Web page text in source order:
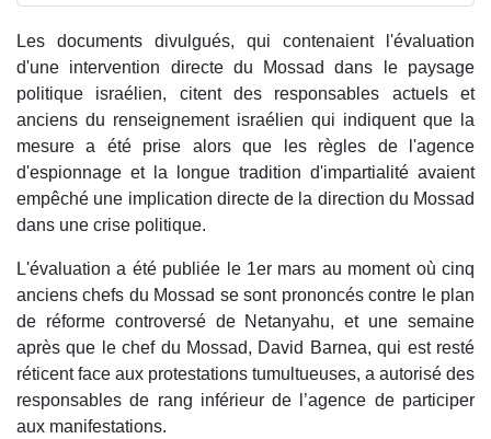
Les documents divulgués, qui contenaient l'évaluation
d'une intervention directe du Mossad dans le paysage
politique israélien, citent des responsables actuels et
anciens du renseignement israélien qui indiquent que la
mesure a été prise alors que les règles de l'agence
d'espionnage et la longue tradition d'impartialité avaient
empêché une implication directe de la direction du Mossad
dans une crise politique.
L'évaluation a été publiée le 1er mars au moment où cinq
anciens chefs du Mossad se sont prononcés contre le plan
de réforme controversé de Netanyahu, et une semaine
après que le chef du Mossad, David Barnea, qui est resté
réticent face aux protestations tumultueuses, a autorisé des
responsables de rang inférieur de l’agence de participer
aux manifestations.